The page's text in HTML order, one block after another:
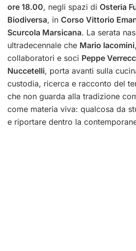
ore 18.00, negli spazi di Osteria
Biodiversa, in Corso Vittorio
Scurcola Marsicana. La serata
ultradecennale che Mario Iacomini
collaboratori e soci Peppe
Nuccetelli, porta avanti sulla
custodia, ricerca e racconto del
che non guarda alla tradizione
come materia viva: qualcosa da
e riportare dentro la